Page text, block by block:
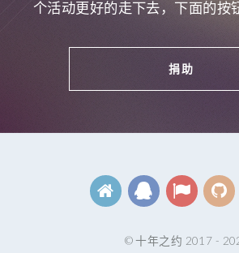
个活动更好的走下去，下面的按
捐助
© 十年之约 2017 -